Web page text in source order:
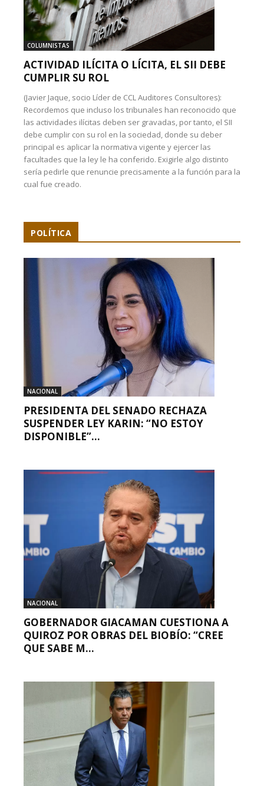
COLUMNISTAS
ACTIVIDAD ILÍCITA O LÍCITA, EL SII DEBE
CUMPLIR SU ROL
(Javier Jaque, socio Líder de CCL Auditores Consultores):
Recordemos que incluso los tribunales han reconocido que
las actividades ilícitas deben ser gravadas, por tanto, el SII
debe cumplir con su rol en la sociedad, donde su deber
principal es aplicar la normativa vigente y ejercer las
facultades que la ley le ha conferido. Exigirle algo distinto
sería pedirle que renuncie precisamente a la función para la
cual fue creado.
POLÍTICA
NACIONAL
PRESIDENTA DEL SENADO RECHAZA
SUSPENDER LEY KARIN: “NO ESTOY
DISPONIBLE”...
NACIONAL
GOBERNADOR GIACAMAN CUESTIONA A
QUIROZ POR OBRAS DEL BIOBÍO: “CREE
QUE SABE M...